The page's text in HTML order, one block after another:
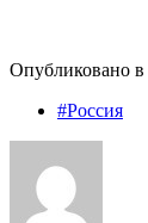
Опубликовано в
#Россия